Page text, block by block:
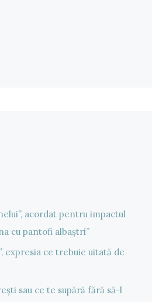
acordat pentru impactul
cu pantofi albaștri”
expresia ce trebuie uitată de
sau ce te supără fără să-l